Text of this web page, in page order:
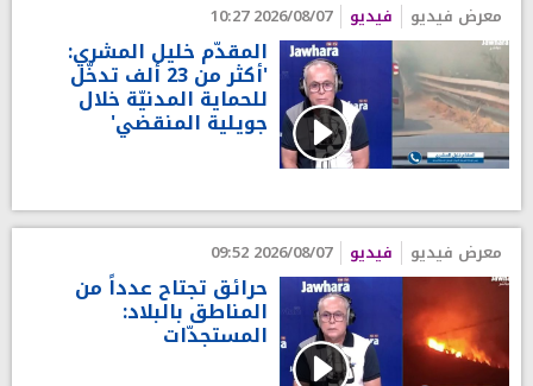
معرض فيديو فيديو 2026/08/07 10:27
المقدّم خليل المشري:
'أكثر من 23 ألف تدخّل
للحماية المدنيّة خلال
جويلية المنقضي'
معرض فيديو فيديو 2026/08/07 09:52
حرائق تجتاح عدداً من
المناطق بالبلاد:
المستجدّات